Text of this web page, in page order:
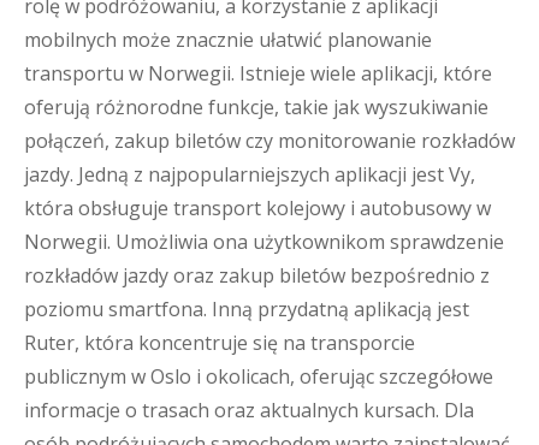
rolę w podróżowaniu, a korzystanie z aplikacji
mobilnych może znacznie ułatwić planowanie
transportu w Norwegii. Istnieje wiele aplikacji, które
oferują różnorodne funkcje, takie jak wyszukiwanie
połączeń, zakup biletów czy monitorowanie rozkładów
jazdy. Jedną z najpopularniejszych aplikacji jest Vy,
która obsługuje transport kolejowy i autobusowy w
Norwegii. Umożliwia ona użytkownikom sprawdzenie
rozkładów jazdy oraz zakup biletów bezpośrednio z
poziomu smartfona. Inną przydatną aplikacją jest
Ruter, która koncentruje się na transporcie
publicznym w Oslo i okolicach, oferując szczegółowe
informacje o trasach oraz aktualnych kursach. Dla